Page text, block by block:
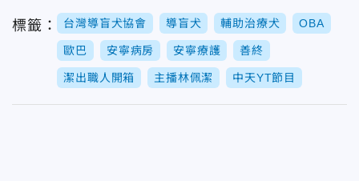
標籤： 台灣導盲犬協會 導盲犬 輔助治療犬 OBA
歐巴 安寧病房 安寧療護 善終
潔出職人開箱 主播林佩潔 中天YT節目